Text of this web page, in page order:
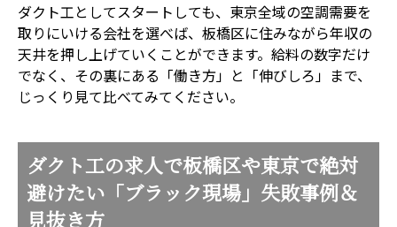
ダクト工としてスタートしても、東京全域の空調需要を
取りにいける会社を選べば、板橋区に住みながら年収の
天井を押し上げていくことができます。給料の数字だけ
でなく、その裏にある「働き方」と「伸びしろ」まで、
じっくり見て比べてみてください。
ダクト工の求人で板橋区や東京で絶対
避けたい「ブラック現場」失敗事例＆
見抜き方